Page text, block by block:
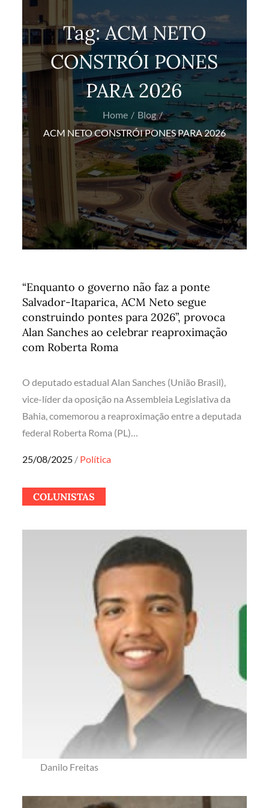
Tag:ACM NETO
CONSTRÓI PONES
PARA 2026
Home
Blog
ACM NETO CONSTRÓI PONES PARA 2026
“Enquanto o governo não faz a ponte
Salvador-Itaparica, ACM Neto segue
construindo pontes para 2026”, provoca
Alan Sanches ao celebrar reaproximação
com Roberta Roma
O deputado estadual Alan Sanches (União Brasil),
vice-líder da oposição na Assembleia Legislativa da
Bahia, comemorou a reaproximação entre a deputada
federal Roberta Roma (PL)…
Posted
25/08/2025 Política
COLUNISTAS
Danilo Freitas